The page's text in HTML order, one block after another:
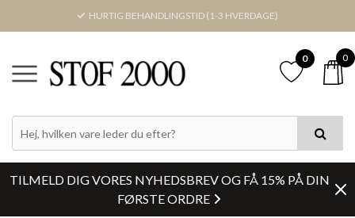
HURTIG BEHANDLINGSTID (1-3 HVERDAGE)
0 0
TILMELD DIG VORES NYHEDSBREV OG FÅ 15% PÅ DIN
FØRSTE ORDRE